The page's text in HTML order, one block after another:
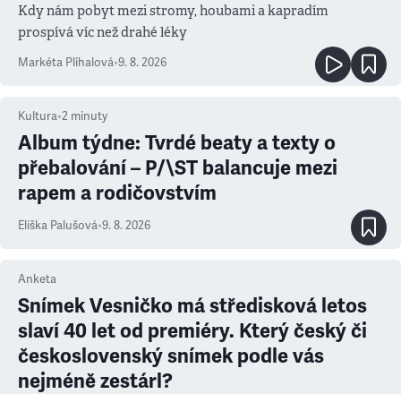
Kdy nám pobyt mezi stromy, houbami a kapradím
prospívá víc než drahé léky
Markéta Plíhalová•9. 8. 2026
Kultura•2 minuty
Album týdne: Tvrdé beaty a texty o
přebalování – P/\ST balancuje mezi
rapem a rodičovstvím
Eliška Palušová•9. 8. 2026
Anketa
Snímek Vesničko má středisková letos
slaví 40 let od premiéry. Který český či
československý snímek podle vás
nejméně zestárl?